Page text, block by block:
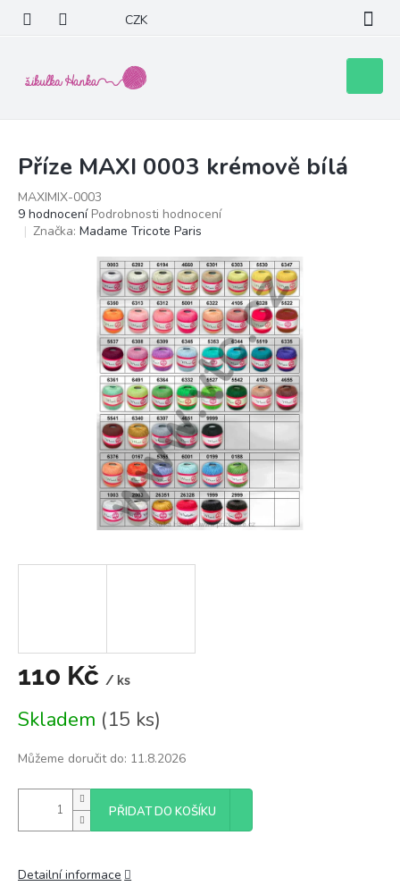
obsah
CZK
košík
Příze MAXI 0003 krémově bílá
MAXIMIX-0003
Průměrné
hodnocení
9 hodnocení Podrobnosti hodnocení
Značka: Madame Tricote Paris
110 Kč / ks
cena:
Skladem (15 ks)
Můžeme doručit do: 11.8.2026
PŘIDAT DO KOŠÍKU
Detailní informace